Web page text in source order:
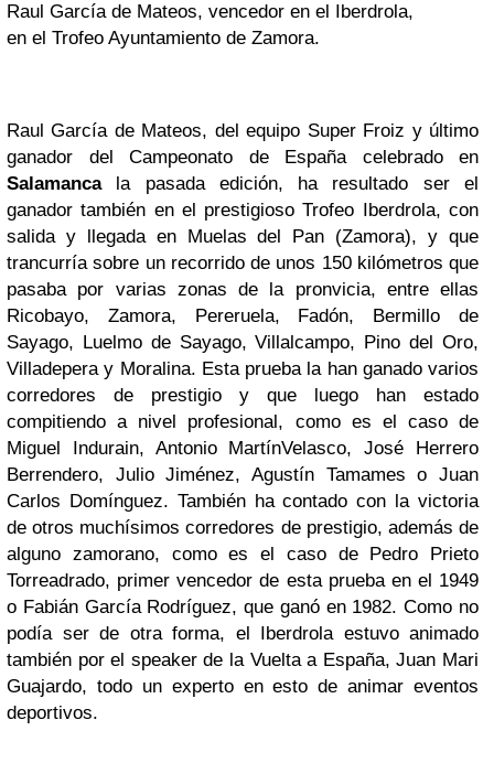
Raul García de Mateos, vencedor en el Iberdrola,
en el Trofeo Ayuntamiento de Zamora.
Raul García de Mateos, del equipo Super Froiz y último
ganador del Campeonato de España celebrado en
Salamancala pasada edición, ha resultado ser el
ganador también en el prestigioso Trofeo Iberdrola, con
salida y llegada en Muelas del Pan (Zamora), y que
trancurría sobre un recorrido de unos 150 kilómetros que
pasaba por varias zonas de la pronvicia, entre ellas
Ricobayo, Zamora, Pereruela, Fadón, Bermillo de
Sayago, Luelmo de Sayago, Villalcampo, Pino del Oro,
Villadepera y Moralina. Esta prueba la han ganado varios
corredores de prestigio y que luego han estado
compitiendo a nivel profesional, como es el caso de
Miguel Indurain, Antonio MartínVelasco, José Herrero
Berrendero, Julio Jiménez, Agustín Tamames o Juan
Carlos Domínguez. También ha contado con la victoria
de otros muchísimos corredores de prestigio, además de
alguno zamorano, como es el caso de Pedro Prieto
Torreadrado, primer vencedor de esta prueba en el 1949
o Fabián García Rodríguez, que ganó en 1982. Como no
podía ser de otra forma, el Iberdrola estuvo animado
también por el speaker de la Vuelta a España, Juan Mari
Guajardo, todo un experto en esto de animar eventos
deportivos.